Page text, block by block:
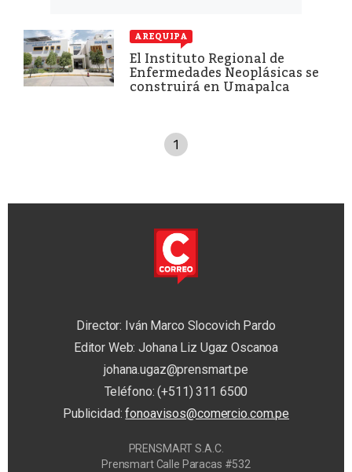
AREQUIPA
El Instituto Regional de
Enfermedades Neoplásicas se
construirá en Umapalca
1
Director: Iván Marco Slocovich Pardo
Editor Web: Johana Liz Ugaz Oscanoa
johana.ugaz@prensmart.pe
Teléfono: (+511) 311 6500
Publicidad:fonoavisos@comercio.com.pe
PRENSMART S.A.C.
Prensmart Calle Paracas #532